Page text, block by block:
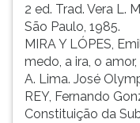
2 ed. Trad. Vera L.
São Paulo, 1985.
MIRA Y LÓPES,
medo, a ira, o
A. Lima. José
REY, Fernando
Constituição da